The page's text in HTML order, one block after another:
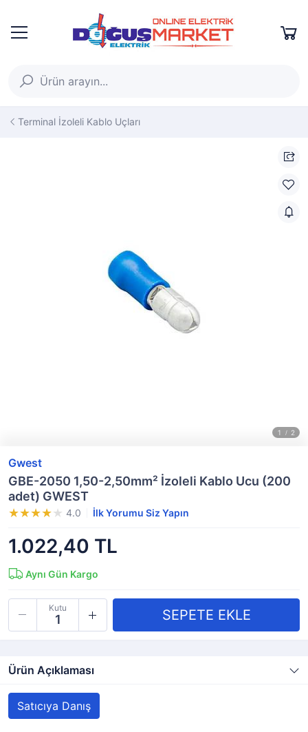
Terminal İzoleli Kablo Uçları
Gwest
GBE-2050 1,50-2,50mm² İzoleli Kablo Ucu (200
adet) GWEST
4.0 İlk Yorumu Siz Yapın
1.022,40 TL
Aynı Gün Kargo
Kutu
Ürün Açıklaması
Satıcıya Danış